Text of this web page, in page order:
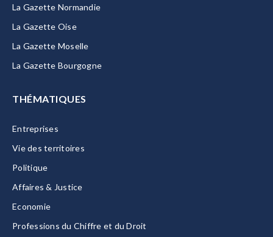
La Gazette Normandie
La Gazette Oise
La Gazette Moselle
La Gazette Bourgogne
THÉMATIQUES
Entreprises
Vie des territoires
Politique
Affaires & Justice
Economie
Professions du Chiffre et du Droit